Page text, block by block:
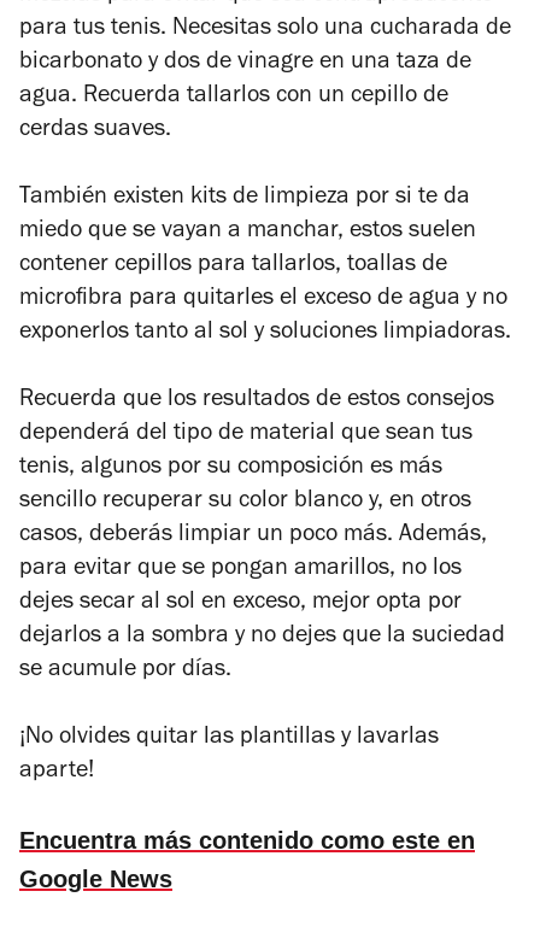
para tus tenis. Necesitas solo una cucharada de
bicarbonato y dos de vinagre en una taza de
agua. Recuerda tallarlos con un cepillo de
cerdas suaves.
También existen kits de limpieza por si te da
miedo que se vayan a manchar, estos suelen
contener cepillos para tallarlos, toallas de
microfibra para quitarles el exceso de agua y no
exponerlos tanto al sol y soluciones limpiadoras.
Recuerda que los resultados de estos consejos
dependerá del tipo de material que sean tus
tenis, algunos por su composición es más
sencillo recuperar su color blanco y, en otros
casos, deberás limpiar un poco más. Además,
para evitar que se pongan amarillos, no los
dejes secar al sol en exceso, mejor opta por
dejarlos a la sombra y no dejes que la suciedad
se acumule por días.
¡No olvides quitar las plantillas y lavarlas
aparte!
Encuentra más contenido como este en
Google News